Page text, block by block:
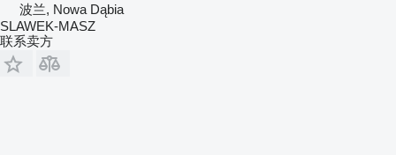
波兰, Nowa Dąbia
SLAWEK-MASZ
联系卖方